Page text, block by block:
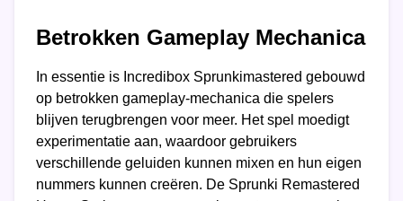
Betrokken Gameplay Mechanica
In essentie is Incredibox Sprunkimastered gebouwd
op betrokken gameplay-mechanica die spelers
blijven terugbrengen voor meer. Het spel moedigt
experimentatie aan, waardoor gebruikers
verschillende geluiden kunnen mixen en hun eigen
nummers kunnen creëren. De Sprunki Remastered